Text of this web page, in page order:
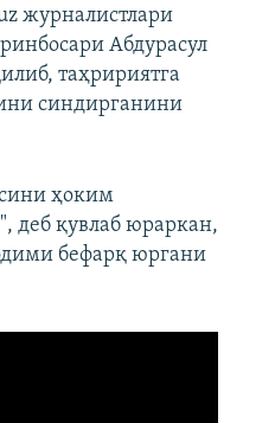
журналистлари
Абдурасул
таҳририятга
синдирганини
ҳоким
деб қувлаб юраркан,
бефарқ юргани